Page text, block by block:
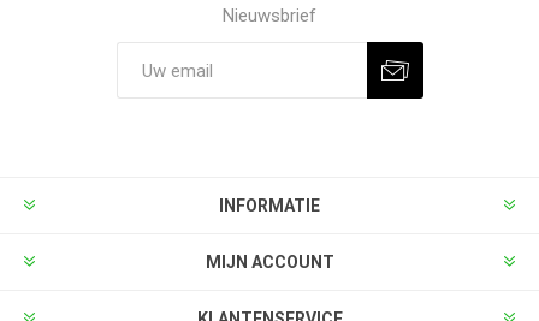
Nieuwsbrief
INFORMATIE
MIJN ACCOUNT